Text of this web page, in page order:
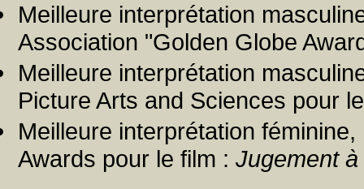
Meilleure interprétation
Association "Golden Globe
Meilleure interprétation
Picture Arts and Sciences pour
Meilleure interprétation
Awards pour le film : Jugement